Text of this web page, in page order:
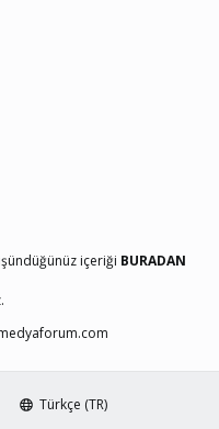
içeriği BURADAN
Türkçe (TR)